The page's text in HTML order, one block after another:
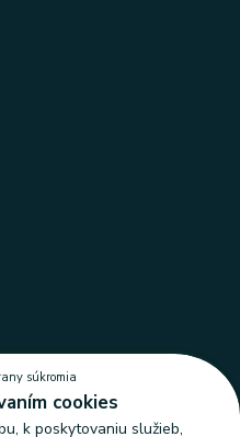
súkromia
cookies
k poskytovaniu služieb,